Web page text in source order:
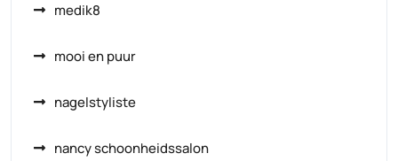
medik8
mooi en puur
nagelstyliste
nancy schoonheidssalon